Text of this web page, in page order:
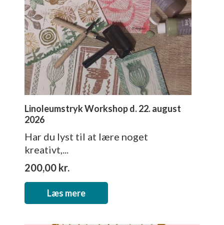
Linoleumstryk Workshop d. 22. august
2026
Har du lyst til at lære noget
kreativt,...
200,00 kr.
Læs mere